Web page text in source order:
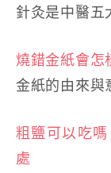
針灸是中醫五
燒錯金紙會怎
金紙的由來與
粗鹽可以吃
處